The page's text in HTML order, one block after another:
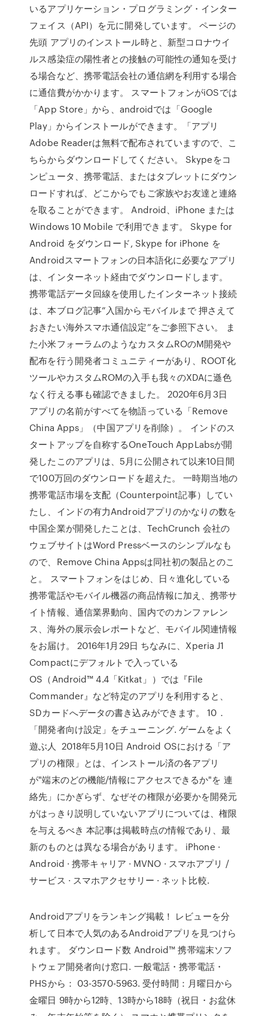
いるアプリケーション・プログラミング・インター
フェイス（API）を元に開発しています。 ページの
先頭 アプリのインストール時と、新型コロナウイ
ルス感染症の陽性者との接触の可能性の通知を受け
る場合など、携帯電話会社の通信網を利用する場合
に通信費がかかります。 スマートフォンがiOSでは
「App Store」から、androidでは「Google
Play」からインストールができます。「アプリ
Adobe Readerは無料で配布されていますので、こ
ちらからダウンロードしてください。 Skypeをコ
ンピュータ、携帯電話、またはタブレットにダウン
ロードすれば、どこからでもご家族やお友達と連絡
を取ることができます。 Android、iPhone または
Windows 10 Mobile で利用できます。 Skype for
Android をダウンロード, Skype for iPhone を
Androidスマートフォンの日本語化に必要なアプリ
は、インターネット経由でダウンロードします。
携帯電話データ回線を使用したインターネット接続
は、本ブログ記事”入国からモバイルまで 押さえて
おきたい海外スマホ通信設定”をご参照下さい。 ま
た小米フォーラムのようなカスタムROのM開発や
配布を行う開発者コミュニティーがあり、ROOT化
ツールやカスタムROMの入手も我々のXDAに遜色
なく行える事も確認できました。 2020年6月3日
アプリの名前がすべてを物語っている「Remove
China Apps」（中国アプリを削除）。 インドのス
タートアップを自称するOneTouch AppLabsが開
発したこのアプリは、5月に公開されて以来10日間
で100万回のダウンロードを超えた。 一時期当地の
携帯電話市場を支配（Counterpoint記事）してい
たし、インドの有力Androidアプリのかなりの数を
中国企業が開発したことは、TechCrunch 会社の
ウェブサイトはWord Pressベースのシンプルなも
ので、Remove China Appsは同社初の製品とのこ
と。 スマートフォンをはじめ、日々進化している
携帯電話やモバイル機器の商品情報に加え、携帯サ
イト情報、通信業界動向、国内でのカンファレン
ス、海外の展示会レポートなど、モバイル関連情報
をお届け。 2016年1月29日 ちなみに、Xperia J1
Compactにデフォルトで入っている
OS（Android™ 4.4「Kitkat」）では『File
Commander』など特定のアプリを利用すると、
SDカードへデータの書き込みができます。 10．
「開発者向け設定」をチューニング. ゲームをよく
遊ぶ人 2018年5月10日 Android OSにおける「ア
プリの権限」とは、インストール済の各アプリ
が"端末のどの機能/情報にアクセスできるか"を 連
絡先」にかぎらず、なぜその権限が必要かを開発元
がはっきり説明していないアプリについては、権限
を与えるべき 本記事は掲載時点の情報であり、最
新のものとは異なる場合があります。 iPhone ·
Android · 携帯キャリア · MVNO · スマホアプリ /
サービス · スマホアクセサリー · ネット比較.
Androidアプリをランキング掲載！ レビューを分
析して日本で人気のあるAndroidアプリを見つけら
れます。 ダウンロード数 Android™ 携帯端末ソフ
トウェア開発者向け窓口. 一般電話・携帯電話・
PHSから： 03-3570-5963. 受付時間：月曜日から
金曜日 9時から12時、13時から18時（祝日・お盆休